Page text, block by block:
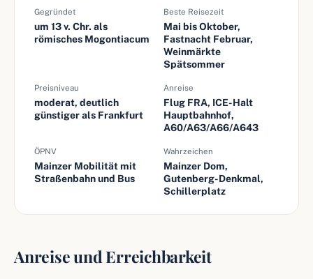
Gegründet
um 13 v. Chr. als
römisches Mogontiacum
Beste Reisezeit
Mai bis Oktober,
Fastnacht Februar,
Weinmärkte
Spätsommer
Preisniveau
moderat, deutlich
günstiger als Frankfurt
Anreise
Flug FRA, ICE-Halt
Hauptbahnhof,
A60/A63/A66/A643
ÖPNV
Mainzer Mobilität mit
Straßenbahn und Bus
Wahrzeichen
Mainzer Dom,
Gutenberg-Denkmal,
Schillerplatz
Anreise und Erreichbarkeit